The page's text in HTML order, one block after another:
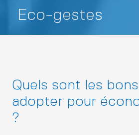
Eco-gestes
Quels sont les
adopter pour
?